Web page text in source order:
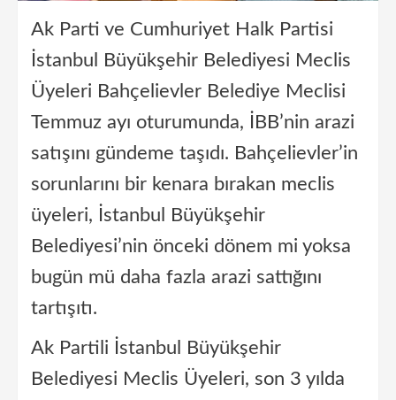
Ak Parti ve Cumhuriyet Halk Partisi
İstanbul Büyükşehir Belediyesi Meclis
Üyeleri Bahçelievler Belediye Meclisi
Temmuz ayı oturumunda, İBB’nin arazi
satışını gündeme taşıdı. Bahçelievler’in
sorunlarını bir kenara bırakan meclis
üyeleri, İstanbul Büyükşehir
Belediyesi’nin önceki dönem mi yoksa
bugün mü daha fazla arazi sattığını
tartışıtı.
Ak Partili İstanbul Büyükşehir
Belediyesi Meclis Üyeleri, son 3 yılda